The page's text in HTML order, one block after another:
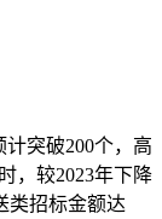
突破200个，高
，较2023年下降
类招标金额达